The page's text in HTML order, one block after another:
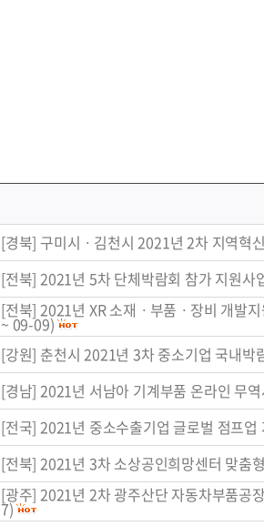
[경북] 구미시ㆍ김천시 2021년 2차 지역혁
[전북] 2021년 5차 단체박람회 참가 지원
[전북] 2021년 XR 소재ㆍ부품ㆍ장비 개발
~ 09-09)
[강원] 춘천시 2021년 3차 중소기업 국내
[경남] 2021년 서남아 기계부품 온라인 무
[전국] 2021년 중소수출기업 글로벌 점프
[전북] 2021년 3차 소상공인희망센터 맞
[광주] 2021년 2차 광주산단 자동차부품공
7)